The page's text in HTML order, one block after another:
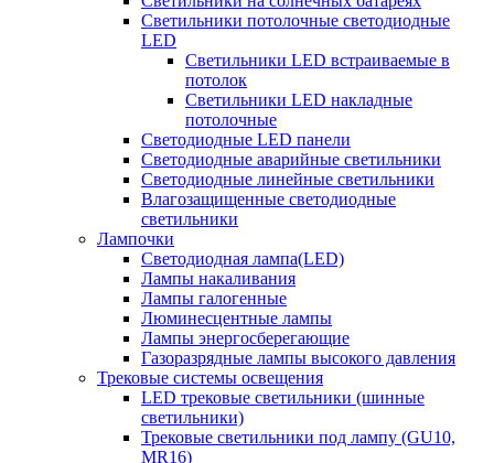
Светильники потолочные светодиодные
LED
Cветильники LED встраиваемые в
потолок
Светильники LED накладные
потолочные
Светодиодные LED панели
Светодиодные аварийные светильники
Светодиодные линейные светильники
Влагозащищенные светодиодные
светильники
Лампочки
Светодиодная лампа(LED)
Лампы накаливания
Лампы галогенные
Люминесцентные лампы
Лампы энергосберегающие
Газоразрядные лампы высокого давления
Трековые системы освещения
LED трековые светильники (шинные
светильники)
Трековые светильники под лампу (GU10,
MR16)